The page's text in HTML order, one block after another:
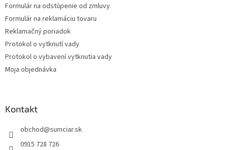
Formulár na odstúpenie od zmluvy
Formulár na reklamáciu tovaru
Reklamačný poriadok
Protokol o vytknutí vady
Protokol o vybavení vytknutia vady
Moja objednávka
Kontakt
obchod@sumciar.sk
0915 728 726